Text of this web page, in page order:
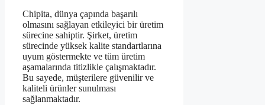
Chipita, dünya çapında başarılı
olmasını sağlayan etkileyici bir üretim
sürecine sahiptir. Şirket, üretim
sürecinde yüksek kalite standartlarına
uyum göstermekte ve tüm üretim
aşamalarında titizlikle çalışmaktadır.
Bu sayede, müşterilere güvenilir ve
kaliteli ürünler sunulması
sağlanmaktadır.